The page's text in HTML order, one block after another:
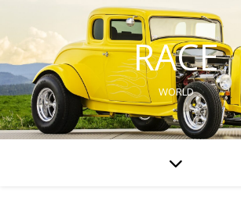
RACE
WORLD